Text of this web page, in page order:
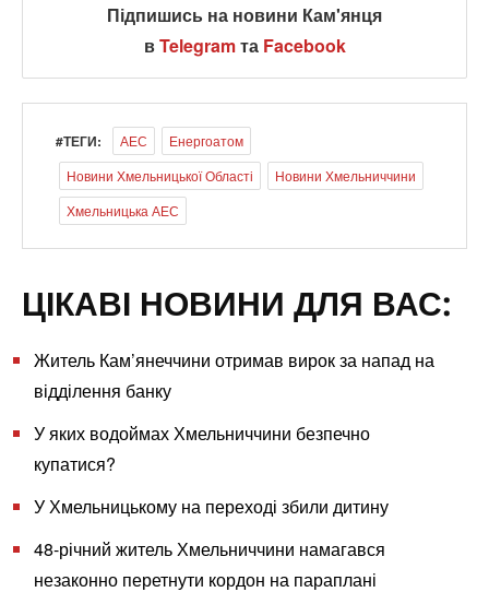
Підпишись на новини Кам'янця
вTelegramта Facebook
#ТЕГИ: АЕС
Енергоатом
Новини Хмельницької Області
Новини Хмельниччини
Хмельницька АЕС
ЦІКАВІ НОВИНИ ДЛЯ ВАС:
Житель Кам’янеччини отримав вирок за напад на
відділення банку
У яких водоймах Хмельниччини безпечно
купатися?
У Хмельницькому на переході збили дитину
48-річний житель Хмельниччини намагався
незаконно перетнути кордон на параплані